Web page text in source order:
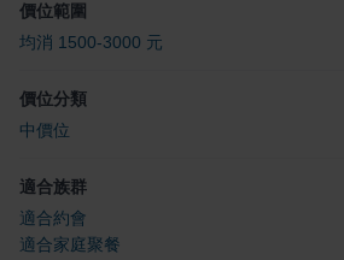
價位範圍
均消 1500-3000 元
價位分類
中價位
適合族群
適合約會
適合家庭聚餐